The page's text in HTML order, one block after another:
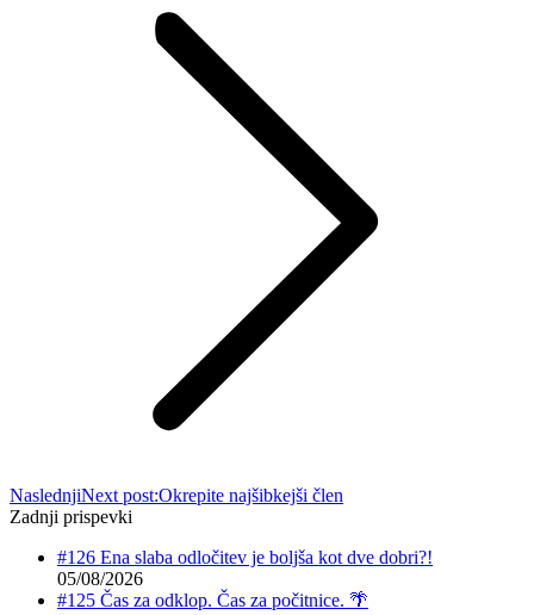
NaslednjiNext post:Okrepite najšibkejši člen
Zadnji prispevki
#126 Ena slaba odločitev je boljša kot dve dobri?!
05/08/2026
#125 Čas za odklop. Čas za počitnice. 🌴